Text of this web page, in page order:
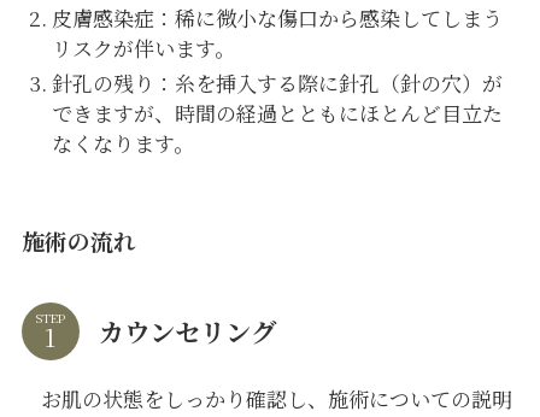
皮膚感染症：稀に微小な傷口から感染してしまう
リスクが伴います。
針孔の残り：糸を挿入する際に針孔（針の穴）が
できますが、時間の経過とともにほとんど目立た
なくなります。
施術の流れ
STEP カウンセリング
お肌の状態をしっかり確認し、施術についての説明